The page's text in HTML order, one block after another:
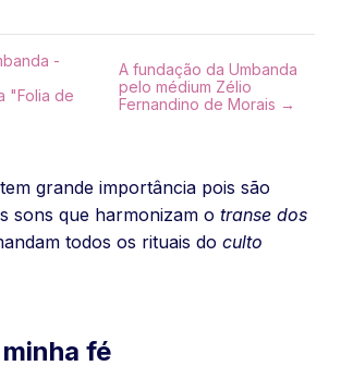
-
"Folia de
A fundação da Umbanda
pelo médium Zélio
Fernandino de Morais →
tem grande importância pois são
sons que harmonizam o transe dos
todos os rituais do culto
fé